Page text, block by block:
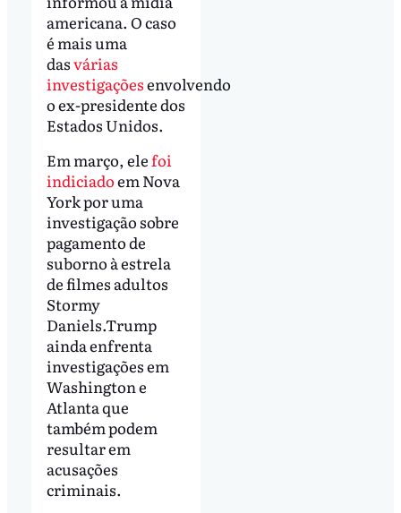
americana. O caso
é mais uma
dasvárias
investigaçõesenvolvendo
o ex-presidente dos
Estados Unidos.
Em março, elefoi
indiciadoem Nova
York por uma
investigação sobre
pagamento de
suborno à estrela
de filmes adultos
Stormy
Daniels.Trump
ainda enfrenta
investigações em
Washington e
Atlanta que
também podem
resultar em
acusações
criminais.